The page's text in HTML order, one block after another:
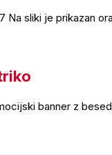
Na sliki je prikazan
banner z